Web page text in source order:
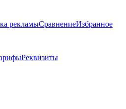
рекламыСравнениеИзбранное
Реквизиты